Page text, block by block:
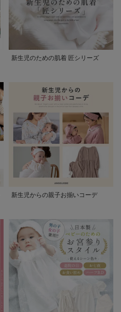
新生児のための肌着 匠シリーズ
新生児からの親子お揃いコーデ